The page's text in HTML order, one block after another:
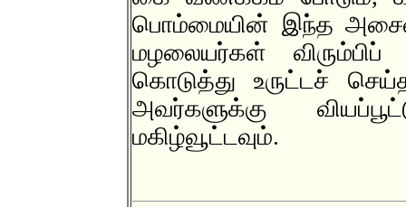
பொம்மையின் இந்த
மழலையர்கள்
கொடுத்து உருட்டச்
அவர்களுக்கு
மகிழ்வூட்டவும்.